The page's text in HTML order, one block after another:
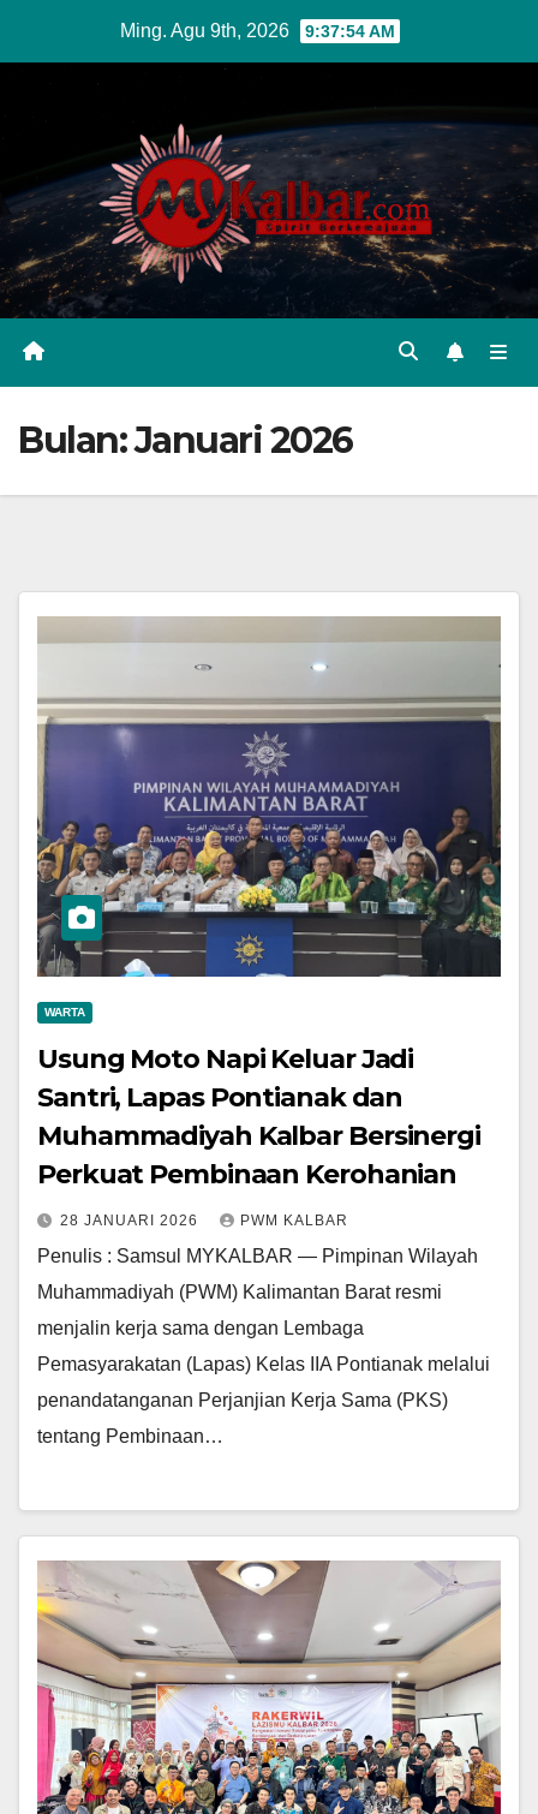
Ming. Agu 9th, 2026 9:37:55 AM
Bulan:Januari 2026
WARTA
Usung Moto Napi Keluar Jadi
Santri, Lapas Pontianak dan
Muhammadiyah Kalbar Bersinergi
Perkuat Pembinaan Kerohanian
28 JANUARI 2026 PWM KALBAR
Penulis : Samsul MYKALBAR — Pimpinan Wilayah
Muhammadiyah (PWM) Kalimantan Barat resmi
menjalin kerja sama dengan Lembaga
Pemasyarakatan (Lapas) Kelas IIA Pontianak melalui
penandatanganan Perjanjian Kerja Sama (PKS)
tentang Pembinaan…